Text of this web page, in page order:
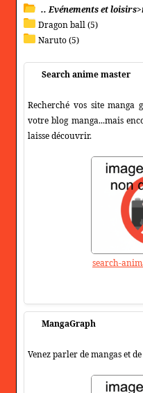
.. Evénements et
Dragon ball (5)
Naruto (5)
Search anime master
Recherché vos site
votre blog manga...mais
laisse découvrir.
search-
MangaGraph
Venez parler de mangas et